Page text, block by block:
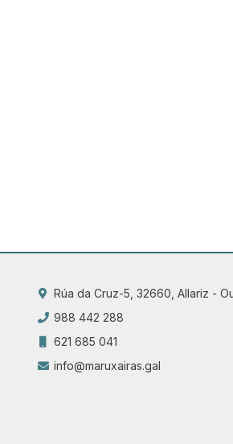
Rúa da Cruz-5, 32660, Allariz -
988 442 288
621 685 041
info@maruxairas.gal